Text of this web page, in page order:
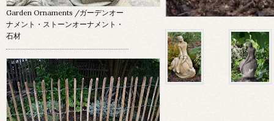
Garden Ornaments /ガーデンオー
ナメント・ストーンオーナメント・
石材